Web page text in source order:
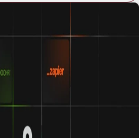
出色
接，体验所有工具协同工作带来的
解我们的集成功能